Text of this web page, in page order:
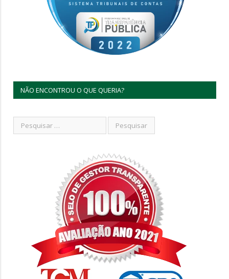
NÃO ENCONTROU O QUE QUERIA?